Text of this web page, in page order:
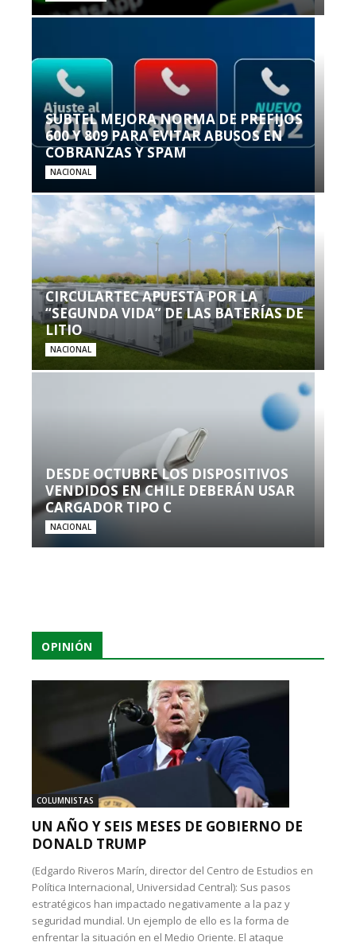
SUBTEL MEJORA NORMA DE PREFIJOS
600 Y 809 PARA EVITAR ABUSOS EN
COBRANZAS Y SPAM
NACIONAL
CIRCULARTEC APUESTA POR LA
“SEGUNDA VIDA” DE LAS BATERÍAS DE
LITIO
NACIONAL
DESDE OCTUBRE LOS DISPOSITIVOS
VENDIDOS EN CHILE DEBERÁN USAR
CARGADOR TIPO C
NACIONAL
OPINIÓN
COLUMNISTAS
UN AÑO Y SEIS MESES DE GOBIERNO DE
DONALD TRUMP
(Edgardo Riveros Marín, director del Centro de Estudios en
Política Internacional, Universidad Central): Sus pasos
estratégicos han impactado negativamente a la paz y
seguridad mundial. Un ejemplo de ello es la forma de
enfrentar la situación en el Medio Oriente. El ataque